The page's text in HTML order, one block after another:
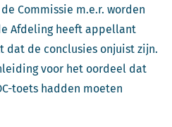
Commissie m.e.r. worden
Afdeling heeft appellant
dat de conclusies onjuist zijn.
voor het oordeel dat
toets hadden moeten